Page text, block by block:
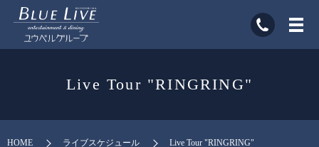
Live Tour "RINGRING"
HOME ライブスケジュール Live Tour "RINGRING"